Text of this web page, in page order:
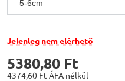
Jelenleg nem elérhető
5380,80 Ft
4374,60 Ft ÁFA nélkül